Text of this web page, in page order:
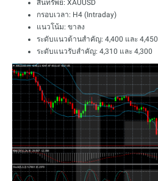
สินทรัพย์: XAUUSD
กรอบเวลา: H4 (Intraday)
แนวโน้ม: ขาลง
ระดับแนวต้านสำคัญ: 4,400 และ 4,450
ระดับแนวรับสำคัญ: 4,310 และ 4,300